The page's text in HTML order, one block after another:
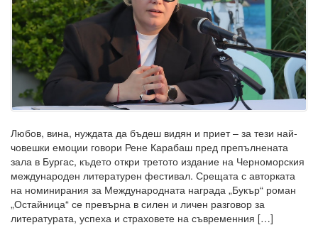
Любов, вина, нуждата да бъдеш видян и приет – за тези най-
човешки емоции говори Рене Карабаш пред препълнената
зала в Бургас, където откри третото издание на Черноморския
международен литературен фестивал. Срещата с авторката
на номинирания за Международната награда „Букър“ роман
„Остайница“ се превърна в силен и личен разговор за
литературата, успеха и страховете на съвременния […]